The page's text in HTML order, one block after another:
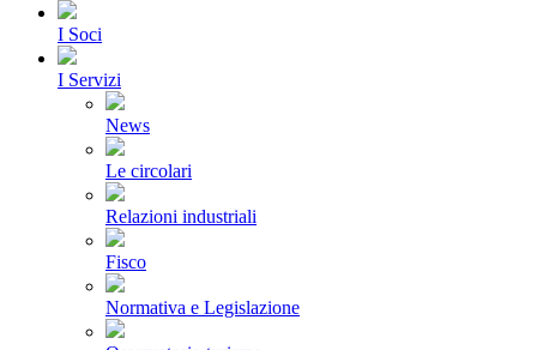
I Soci
I Servizi
News
Le circolari
Relazioni industriali
Fisco
Normativa e Legislazione